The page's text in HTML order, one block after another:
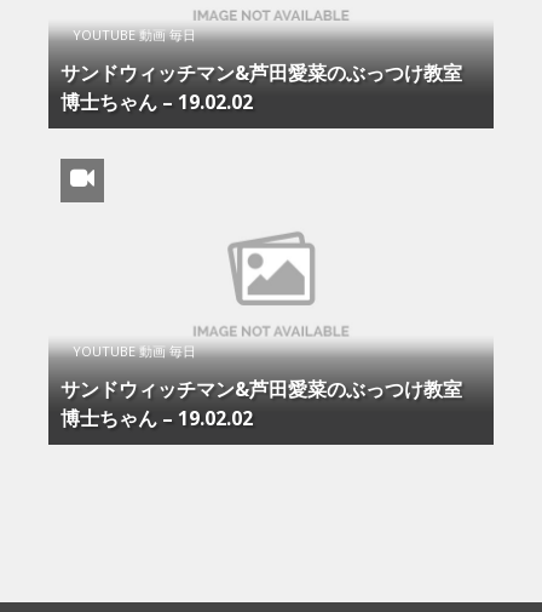
YOUTUBE 動画 毎日
サンドウィッチマン&芦田愛菜のぶっつけ教室
博士ちゃん – 19.02.02
YOUTUBE 動画 毎日
サンドウィッチマン&芦田愛菜のぶっつけ教室
博士ちゃん – 19.02.02